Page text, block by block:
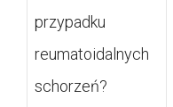
przypadku
reumatoidalnych
schorzeń?